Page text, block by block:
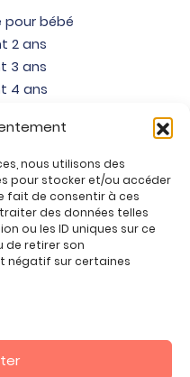
nous utilisons des
pour stocker et/ou accéder
fait de consentir à ces
des données telles
ou les ID uniques sur ce
de retirer son
négatif sur certaines
pour bébé
2 ans
3 ans
4 ans
6 ans
7 ans
8 ans
9 ans
10 ans
11 ans
12 ans
créatifs
site